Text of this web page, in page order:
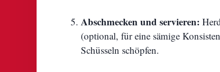
Abschmecken und servieren:
(optional, für eine sämige
Schüsseln schöpfen.